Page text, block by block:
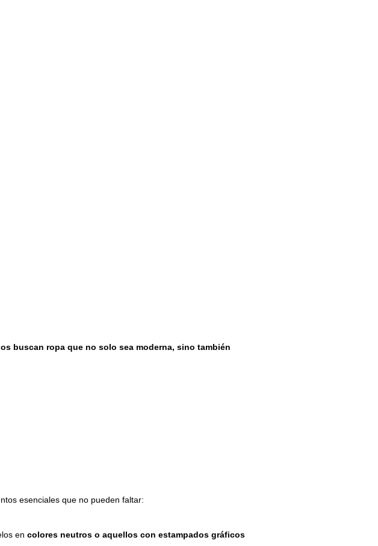
buscan ropa que no solo sea moderna, sino también
esenciales que no pueden faltar:
en colores neutros o aquellos con estampados gráficos